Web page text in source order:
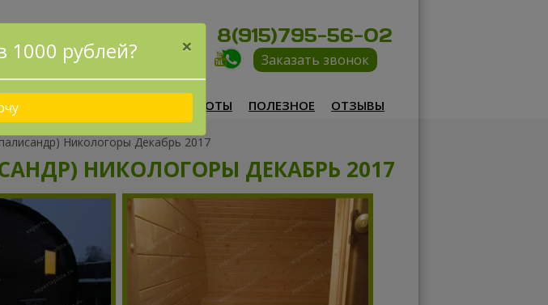
ЗА 1 ДЕНЬ!
8(915)795-56-02
Заказать звонок
НАШИ РАБОТЫ ПОЛЕЗНОЕ ОТЗЫВЫ
Никологоры Декабрь 2017
НИКОЛОГОРЫ ДЕКАБРЬ 2017
1000 рублей? ×